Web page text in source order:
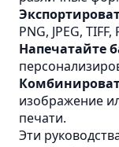
PNG, JPEG,
Напечатайте
изображение
печати.
Эти